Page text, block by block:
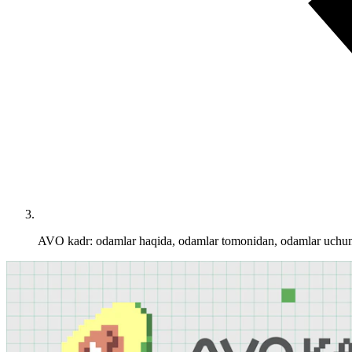
AVO kadr: odamlar haqida, odamlar tomonidan, odamlar